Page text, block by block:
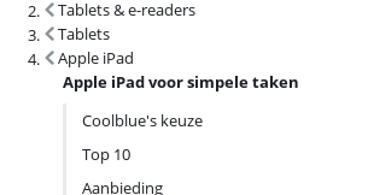
Tablets & e-readers
Tablets
Apple iPad
Apple iPad voor simpele taken
Coolblue's keuze
Top 10
Aanbieding